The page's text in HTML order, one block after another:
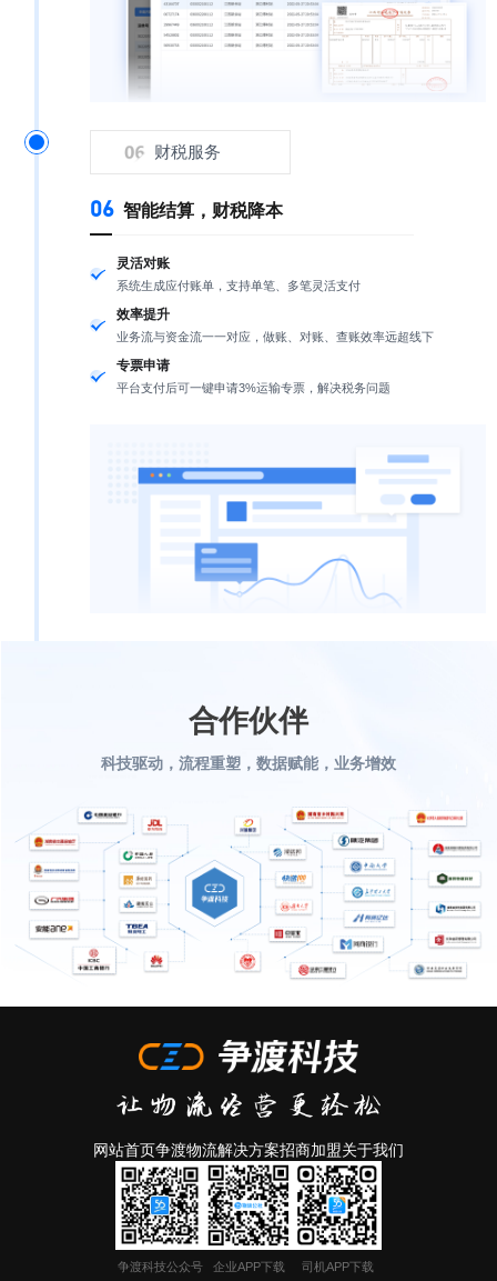
财税服务
06 智能结算，财税降本
灵活对账
系统生成应付账单，支持单笔、多笔灵活支付
效率提升
业务流与资金流一一对应，做账、对账、查账效率远超线下
专票申请
平台支付后可一键申请3%运输专票，解决税务问题
合作伙伴
科技驱动，流程重塑，数据赋能，业务增效
网站首页争渡物流解决方案招商加盟关于我们
争渡科技公众号 企业APP下载 司机APP下载